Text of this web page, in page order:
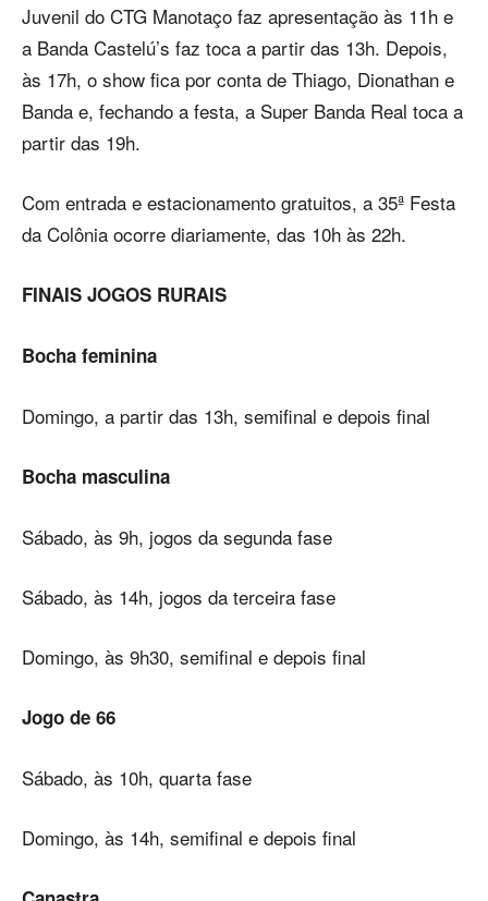
Juvenil do CTG Manotaço faz apresentação às 11h e
a Banda Castelú’s faz toca a partir das 13h. Depois,
às 17h, o show fica por conta de Thiago, Dionathan e
Banda e, fechando a festa, a Super Banda Real toca a
partir das 19h.
Com entrada e estacionamento gratuitos, a 35ª Festa
da Colônia ocorre diariamente, das 10h às 22h.
FINAIS JOGOS RURAIS
Bocha feminina
Domingo, a partir das 13h, semifinal e depois final
Bocha masculina
Sábado, às 9h, jogos da segunda fase
Sábado, às 14h, jogos da terceira fase
Domingo, às 9h30, semifinal e depois final
Jogo de 66
Sábado, às 10h, quarta fase
Domingo, às 14h, semifinal e depois final